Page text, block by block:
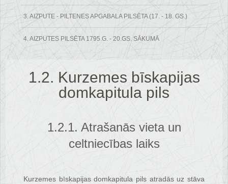
3. AIZPUTE - PILTENES APGABALA PILSĒTA (17. - 18. GS.)
4. AIZPUTES PILSĒTA 1795.G. - 20.GS. SĀKUMĀ
1.2. Kurzemes bīskapijas
domkapitula pils
1.2.1. Atrašanās vieta un
celtniecības laiks
Kurzemes bīskapijas domkapitula pils atradās uz stāva